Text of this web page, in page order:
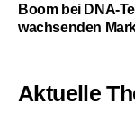
Boom bei DNA-
wachsenden
Aktuelle